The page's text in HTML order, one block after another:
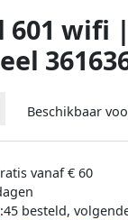
601 wifi
Beschikbaar
vanaf € 60
besteld,